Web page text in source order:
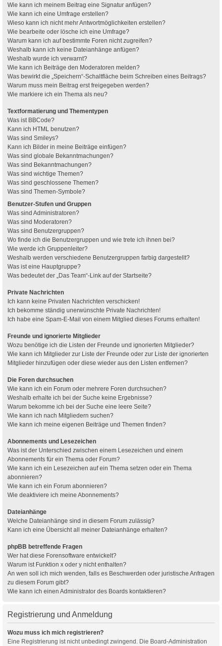
Wie kann ich meinem Beitrag eine Signatur anfügen?
Wie kann ich eine Umfrage erstellen?
Wieso kann ich nicht mehr Antwortmöglichkeiten erstellen?
Wie bearbeite oder lösche ich eine Umfrage?
Warum kann ich auf bestimmte Foren nicht zugreifen?
Weshalb kann ich keine Dateianhänge anfügen?
Weshalb wurde ich verwarnt?
Wie kann ich Beiträge den Moderatoren melden?
Was bewirkt die „Speichern“-Schaltfläche beim Schreiben eines Beitrags?
Warum muss mein Beitrag erst freigegeben werden?
Wie markiere ich ein Thema als neu?
Textformatierung und Thementypen
Was ist BBCode?
Kann ich HTML benutzen?
Was sind Smileys?
Kann ich Bilder in meine Beiträge einfügen?
Was sind globale Bekanntmachungen?
Was sind Bekanntmachungen?
Was sind wichtige Themen?
Was sind geschlossene Themen?
Was sind Themen-Symbole?
Benutzer-Stufen und Gruppen
Was sind Administratoren?
Was sind Moderatoren?
Was sind Benutzergruppen?
Wo finde ich die Benutzergruppen und wie trete ich ihnen bei?
Wie werde ich Gruppenleiter?
Weshalb werden verschiedene Benutzergruppen farbig dargestellt?
Was ist eine Hauptgruppe?
Was bedeutet der „Das Team“-Link auf der Startseite?
Private Nachrichten
Ich kann keine Privaten Nachrichten verschicken!
Ich bekomme ständig unerwünschte Private Nachrichten!
Ich habe eine Spam-E-Mail von einem Mitglied dieses Forums erhalten!
Freunde und ignorierte Mitglieder
Wozu benötige ich die Listen der Freunde und ignorierten Mitglieder?
Wie kann ich Mitglieder zur Liste der Freunde oder zur Liste der ignorierten
Mitglieder hinzufügen oder diese wieder aus den Listen entfernen?
Die Foren durchsuchen
Wie kann ich ein Forum oder mehrere Foren durchsuchen?
Weshalb erhalte ich bei der Suche keine Ergebnisse?
Warum bekomme ich bei der Suche eine leere Seite?
Wie kann ich nach Mitgliedern suchen?
Wie kann ich meine eigenen Beiträge und Themen finden?
Abonnements und Lesezeichen
Was ist der Unterschied zwischen einem Lesezeichen und einem
Abonnements für ein Thema oder Forum?
Wie kann ich ein Lesezeichen auf ein Thema setzen oder ein Thema
abonnieren?
Wie kann ich ein Forum abonnieren?
Wie deaktiviere ich meine Abonnements?
Dateianhänge
Welche Dateianhänge sind in diesem Forum zulässig?
Kann ich eine Übersicht all meiner Dateianhänge erhalten?
phpBB betreffende Fragen
Wer hat diese Forensoftware entwickelt?
Warum ist Funktion x oder y nicht enthalten?
An wen soll ich mich wenden, falls es Beschwerden oder juristische Anfragen
zu diesem Forum gibt?
Wie kann ich einen Administrator des Boards kontaktieren?
Registrierung und Anmeldung
Wozu muss ich mich registrieren?
Eine Registrierung ist nicht unbedingt zwingend. Die Board-Administration